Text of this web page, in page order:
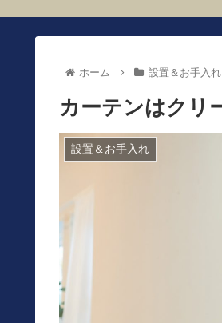
ホーム 設置＆お手入れ
カーテンはクリ
設置＆お手入れ